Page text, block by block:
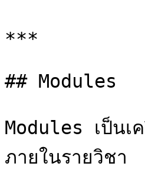
***
## Modules
Modules เป็นเ
ภายในรายวิชา